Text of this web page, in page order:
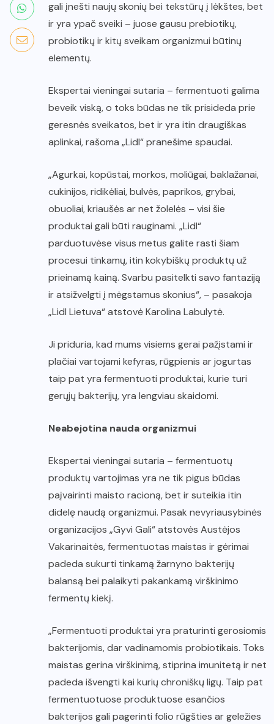
gali įnešti naujų skonių bei tekstūrų į lėkštes, bet
ir yra ypač sveiki – juose gausu prebiotikų,
probiotikų ir kitų sveikam organizmui būtinų
elementų.
Ekspertai vieningai sutaria – fermentuoti galima
beveik viską, o toks būdas ne tik prisideda prie
geresnės sveikatos, bet ir yra itin draugiškas
aplinkai, rašoma „Lidl“ pranešime spaudai.
„Agurkai, kopūstai, morkos, moliūgai, baklažanai,
cukinijos, ridikėliai, bulvės, paprikos, grybai,
obuoliai, kriaušės ar net žolelės – visi šie
produktai gali būti rauginami. „Lidl“
parduotuvėse visus metus galite rasti šiam
procesui tinkamų, itin kokybiškų produktų už
prieinamą kainą. Svarbu pasitelkti savo fantaziją
ir atsižvelgti į mėgstamus skonius“, – pasakoja
„Lidl Lietuva“ atstovė Karolina Labulytė.
Ji priduria, kad mums visiems gerai pažįstami ir
plačiai vartojami kefyras, rūgpienis ar jogurtas
taip pat yra fermentuoti produktai, kurie turi
gerųjų bakterijų, yra lengviau skaidomi.
Neabejotina nauda organizmui
Ekspertai vieningai sutaria – fermentuotų
produktų vartojimas yra ne tik pigus būdas
paįvairinti maisto racioną, bet ir suteikia itin
didelę naudą organizmui. Pasak nevyriausybinės
organizacijos „Gyvi Gali“ atstovės Austėjos
Vakarinaitės, fermentuotas maistas ir gėrimai
padeda sukurti tinkamą žarnyno bakterijų
balansą bei palaikyti pakankamą virškinimo
fermentų kiekį.
„Fermentuoti produktai yra praturinti gerosiomis
bakterijomis, dar vadinamomis probiotikais. Toks
maistas gerina virškinimą, stiprina imunitetą ir net
padeda išvengti kai kurių chroniškų ligų. Taip pat
fermentuotuose produktuose esančios
bakterijos gali pagerinti folio rūgšties ar geležies